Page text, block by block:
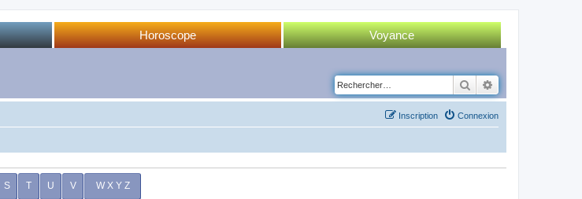
Horoscope
Voyance
Tirage Tarot
Rechercher
Connexion
Inscription
S T U V W X Y Z